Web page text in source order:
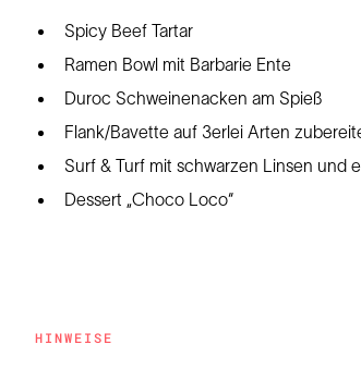
Spicy Beef Tartar
Ramen Bowl mit Barbarie Ente
Duroc Schweinenacken am Spieß
Flank/Bavette auf 3erlei Arten
Surf & Turf mit schwarzen Linsen und
Dessert „Choco Loco“
HINWEISE